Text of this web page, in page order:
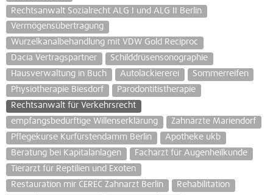
Rechtsanwalt Sozialrecht ALG I und ALG II Berlin
Vermögensübertragung
Wurzelkanalbehandlung mit VDW Gold Reciproc
Dacia Vertragspartner
Schilddrüsensonographie
Hausverwaltung in Buch
Autolackiererei
Sommerreifen
Physiotherapie Biesdorf
Parodontitistherapie
Rechtsanwalt für Verkehrsrecht
empfangsbedürftige Willenserklärung
Zahnärzte Mariendorf
Pflegekurse Kurfürstendamm Berlin
Apotheke ukb
Beratung bei Kapitalanlagen
Facharzt für Augenheilkunde
Tierarzt für Reptilien und Exoten
Restauration mir CEREC Zahnarzt Berlin
Rehabilitation